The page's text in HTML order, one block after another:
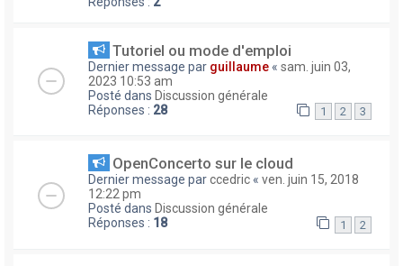
Tutoriel ou mode d'emploi
Dernier message par guillaume « sam. juin 03,
2023 10:53 am
Posté dans Discussion générale
Réponses : 28 1 2 3
OpenConcerto sur le cloud
Dernier message parccedric « ven. juin 15, 2018
12:22 pm
Posté dans Discussion générale
Réponses : 18 1 2